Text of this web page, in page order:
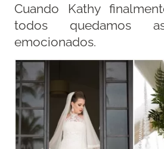
Cuando Kathy
todos quedamos
emocionados.